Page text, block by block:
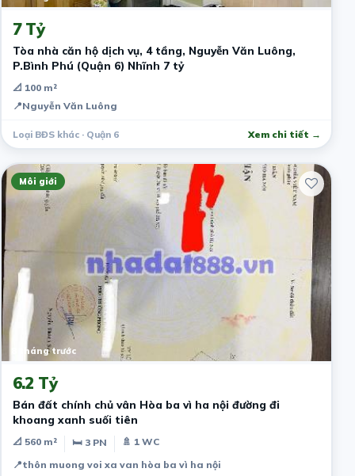
7 Tỷ
Tòa nhà căn hộ dịch vụ, 4 tầng, Nguyễn Văn Luông,
P.Bình Phú (Quận 6) Nhĩnh 7 tỷ
📐 100 m²
📍Nguyễn Văn Luông
Loại BĐS khác · Quận 6 Xem chi tiết →
Môi giới
8 tháng trước
6.2 Tỷ
Bán đất chính chủ vân Hòa ba vì ha nội đường đi
khoang xanh suối tiên
📐 560 m² 🛏 3 PN
🚿 1 WC
📍thôn muong voi xa van hòa ba vì ha nội